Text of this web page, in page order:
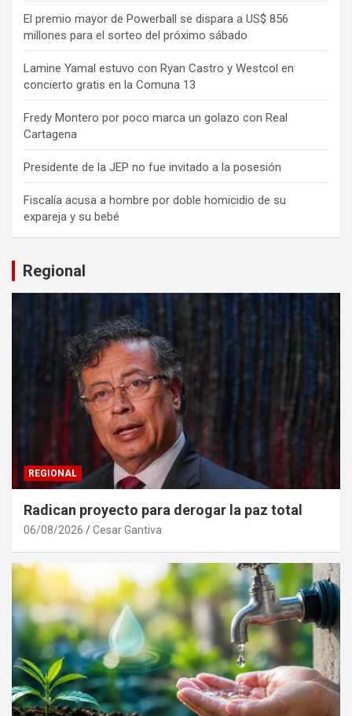
El premio mayor de Powerball se dispara a US$ 856
millones para el sorteo del próximo sábado
Lamine Yamal estuvo con Ryan Castro y Westcol en
concierto gratis en la Comuna 13
Fredy Montero por poco marca un golazo con Real
Cartagena
Presidente de la JEP no fue invitado a la posesión
Fiscalía acusa a hombre por doble homicidio de su
expareja y su bebé
Regional
REGIONAL
Radican proyecto para derogar la paz total
06/08/2026 Cesar Gantiva